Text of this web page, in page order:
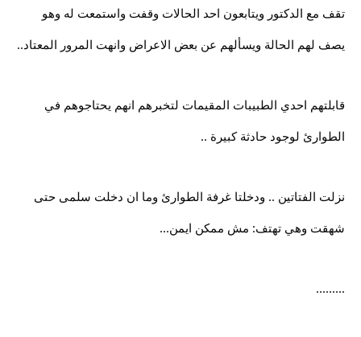
تقف مع الدكتور ويتابعون احد الحالات وقفت واستمعت له وهو
يصف لهم الحالة ويسألهم عن بعض الاعراض وانهت المرور المعتاد..
قابلتهم احدي الطبيبات المقيمات لتخبرهم انهم يحتاجوهم في
الطوارئ لوجود حادثة كبيرة ..
نزلت الفتاتين .. ودخلتا غرفة الطوارئ وما ان دخلت سلمى حتى
شهقت وهي تهتف: مش ممكن ايمن...
.........